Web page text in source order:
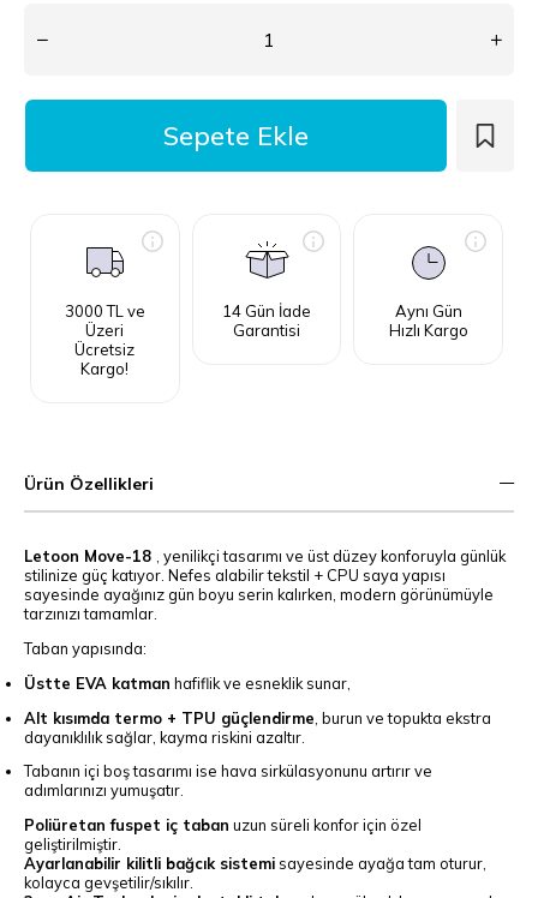
3000 TL ve
Üzeri
Ücretsiz
Kargo!
14 Gün İade
Garantisi
Aynı Gün
Hızlı Kargo
Ürün Özellikleri
Letoon Move-18
, yenilikçi tasarımı ve üst düzey konforuyla günlük
stilinize güç katıyor. Nefes alabilir tekstil + CPU saya yapısı
sayesinde ayağınız gün boyu serin kalırken, modern görünümüyle
tarzınızı tamamlar.
Taban yapısında:
Üstte EVA katman hafiflik ve esneklik sunar,
Alt kısımda termo + TPU güçlendirme , burun ve topukta ekstra
dayanıklılık sağlar, kayma riskini azaltır.
Tabanın içi boş tasarımı ise hava sirkülasyonunu artırır ve
adımlarınızı yumuşatır.
Poliüretan fuspet iç taban uzun süreli konfor için özel
geliştirilmiştir.
Ayarlanabilir kilitli bağcık sistemi sayesinde ayağa tam oturur,
kolayca gevşetilir/sıkılır.